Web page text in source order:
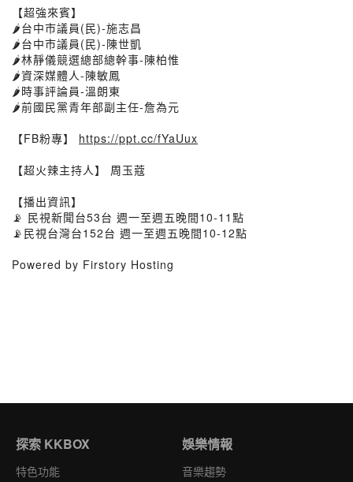
【超強來賓】
🌶台中市議員(民)-施志昌
🌶台中市議員(民)-陳世凱
🌶林靜儀競選總部總幹事-陳柏惟
🌶資深媒體人-陳敏鳳
🌶時事評論員-溫朗東
🌶前國民黨青年部副主任-詹為元
【FB粉專】 https://ppt.cc/fYaUux
【超火辣主持人】 周玉蔻
【播出資訊】
📡 民視新聞台53台 週一至週五晚間10-11點
📡民視台灣台152台 週一至週五晚間10-12點
Powered by Firstory Hosting
探索 KKBOX
特色功能
娛樂情報
音樂趨勢